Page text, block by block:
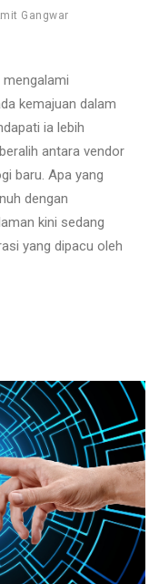
Gangwar
kemajuan dalam
ia lebih
antara vendor
baru. Apa yang
dengan
kini sedang
yang dipacu oleh